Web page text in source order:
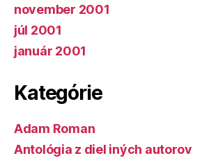
november 2001
júl 2001
január 2001
Kategórie
Adam Roman
Antológia z diel iných autorov